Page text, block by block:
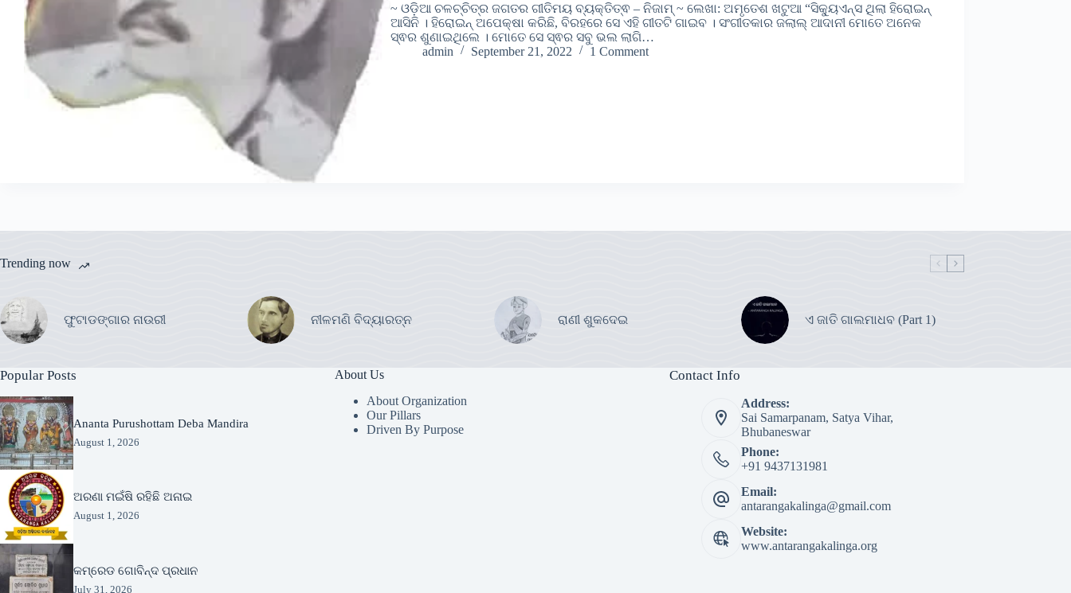
~ ଓଡ଼ିଆ ଚଳଚ୍ଚିତ୍ର ଜଗତର ଗୀତିମୟ ବ୍ୟକ୍ତିତ୍ଵ – ନିଜାମ୍ ~ ଲେଖା: ଅମୃତେଶ ଖଟୁଆ “ସିକ୍ୟୁଏନ୍ସ ଥିଲା ହିରୋଇନ୍
ଆସିନି । ହିରୋଇନ୍ ଅପେକ୍ଷା କରିଛି, ବିରହରେ ସେ ଏହି ଗୀତଟି ଗାଇବ । ସଂଗୀତକାର ଜଲାଲ୍ ଆଦାନୀ ମୋତେ ଅନେକ
ସ୍ଵର ଶୁଣାଇଥିଲେ । ମୋତେ ସେ ସ୍ଵର ସବୁ ଭଲ ଲାଗି…
admin
September 21, 2022 1 Comment
Trending now
ଫୁଟାଡଙ୍ଗାର ନାଉରୀ ନୀଳମଣି ବିଦ୍ୟାରତ୍ନ ରାଣୀ ଶୁକଦେଇ ଏ ଜାତି ଗାଲମାଧବ (Part 1)
Popular Posts
Ananta Purushottam Deba Mandira
August 1, 2026
ଅରଣା ମଇଁଷି ରହିଛି ଅନାଇ
August 1, 2026
କମ୍ରେଡ ଗୋବିନ୍ଦ ପ୍ରଧାନ
July 31, 2026
About Us
About Organization
Our Pillars
Driven By Purpose​
Contact Info
Address:
Sai Samarpanam, Satya Vihar,
Bhubaneswar
Phone:
+91 9437131981
Email:
antarangakalinga@gmail.com
Website:
www.antarangakalinga.org